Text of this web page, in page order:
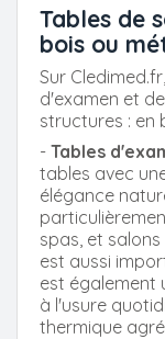
Tables de
bois ou
Sur
d'examen et
structures : en
- Tables
tables avec
élégance
spas, et
est aussi
est également
à l'usure
thermique